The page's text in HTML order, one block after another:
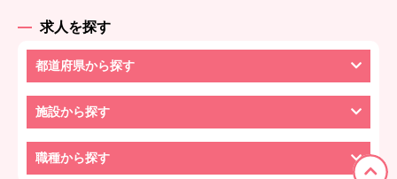
求人を探す
都道府県から探す
施設から探す
職種から探す